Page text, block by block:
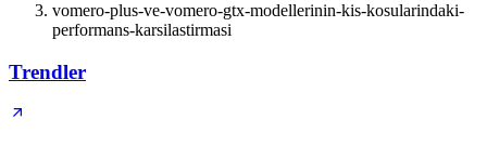
vomero-plus-ve-vomero-gtx-modellerinin-kis-kosularindaki-
performans-karsilastirmasi
Trendler